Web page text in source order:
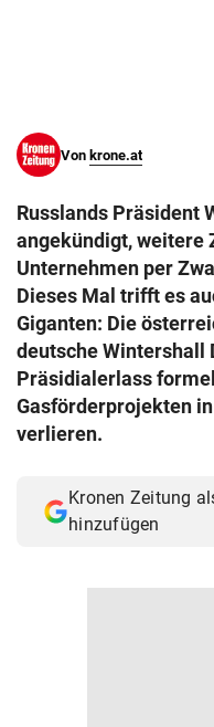
Von krone.at
Russlands Präsident
angekündigt, weitere
Unternehmen per
Dieses Mal trifft es
Giganten: Die
deutsche Wintershall
Präsidialerlass
Gasförderprojekten
verlieren.
Kronen Zeitung
hinzufügen